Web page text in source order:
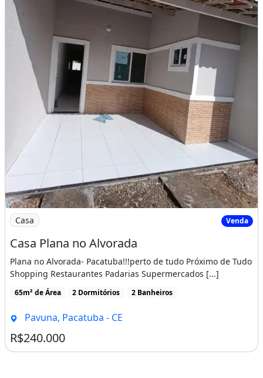
Imagem: Casa Plana no Alvorada
Casa Venda
Casa Plana no Alvorada
Plana no Alvorada- Pacatuba!!!perto de tudo Próximo de Tudo
Shopping Restaurantes Padarias Supermercados [...]
65m² de Área 2 Dormitórios 2 Banheiros
Pavuna, Pacatuba - CE
R$240.000